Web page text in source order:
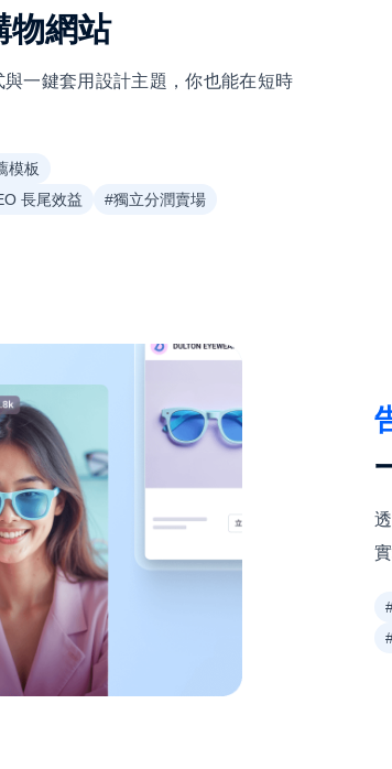
物網站
一鍵套用設計主題，你也能在短時
模板
長尾效益
#獨立分潤賣場